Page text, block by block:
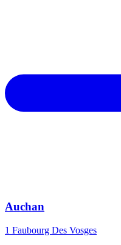
Auchan
1 Faubourg Des Vosges